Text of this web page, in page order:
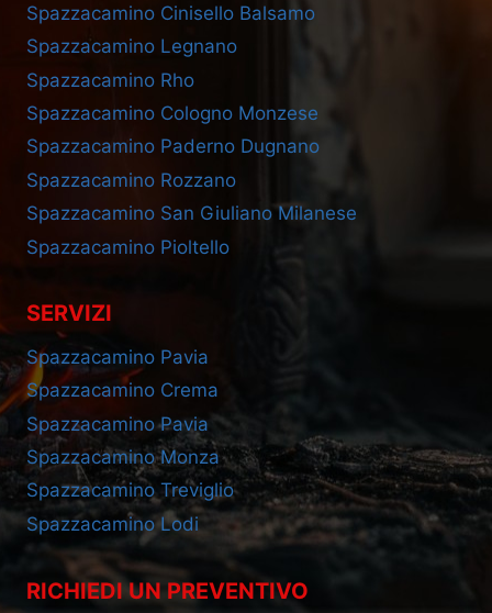
Spazzacamino Cinisello Balsamo
Spazzacamino Legnano
Spazzacamino Rho
Spazzacamino Cologno Monzese
Spazzacamino Paderno Dugnano
Spazzacamino Rozzano
Spazzacamino San Giuliano Milanese
Spazzacamino Pioltello
SERVIZI
Spazzacamino Pavia
Spazzacamino Crema
Spazzacamino Pavia
Spazzacamino Monza
Spazzacamino Treviglio
Spazzacamino Lodi
RICHIEDI UN PREVENTIVO